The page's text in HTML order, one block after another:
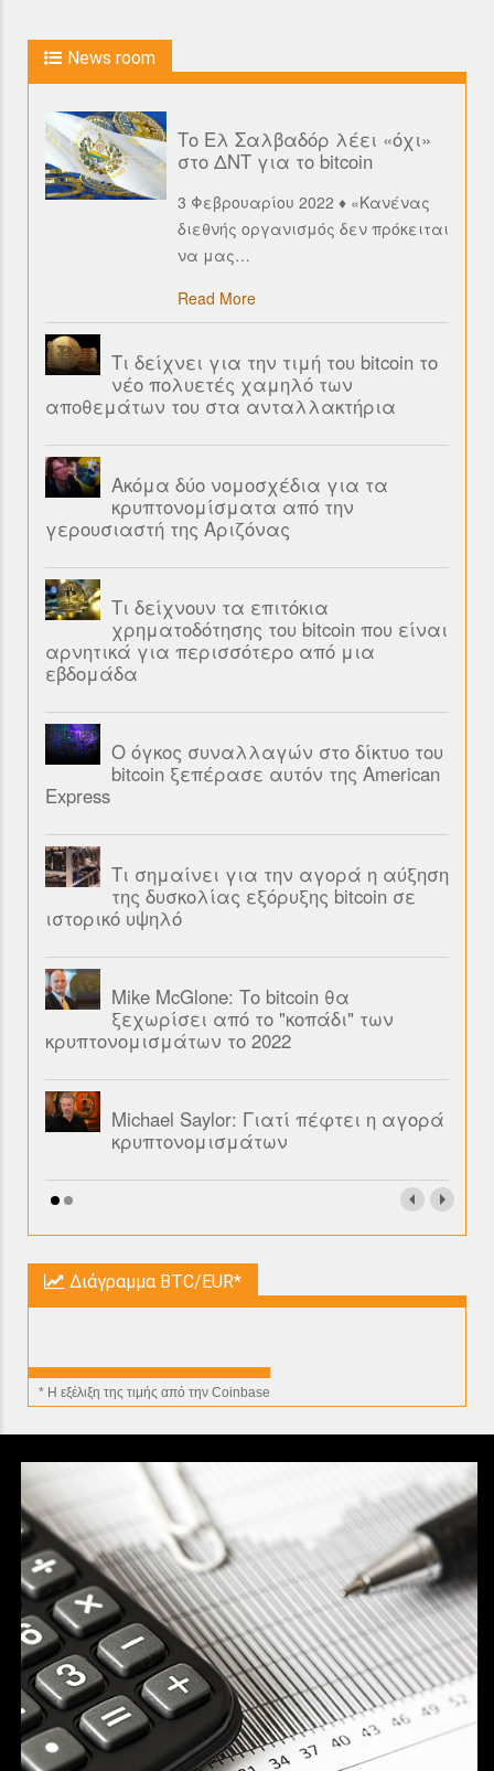
News room
Το Ελ Σαλβαδόρ λέει «όχι»
στο ΔΝΤ για το bitcoin
3 Φεβρουαρίου 2022 ♦ «Κανένας
διεθνής οργανισμός δεν πρόκειται
να μας…
Read More
Τι δείχνει για την τιμή του bitcoin το
νέο πολυετές χαμηλό των
αποθεμάτων του στα ανταλλακτήρια
Ακόμα δύο νομοσχέδια για τα
κρυπτονομίσματα από την
γερουσιαστή της Αριζόνας
Τι δείχνουν τα επιτόκια
χρηματοδότησης του bitcoin που είναι
αρνητικά για περισσότερο από μια
εβδομάδα
Ο όγκος συναλλαγών στο δίκτυο του
bitcoin ξεπέρασε αυτόν της American
Express
Τι σημαίνει για την αγορά η αύξηση
της δυσκολίας εξόρυξης bitcoin σε
ιστορικό υψηλό
Mike McGlone: Το bitcoin θα
ξεχωρίσει από το "κοπάδι" των
κρυπτονομισμάτων το 2022
Michael Saylor: Γιατί πέφτει η αγορά
κρυπτονομισμάτων
Διάγραμμα BTC/EUR*
* H εξέλιξη της τιμής από την Coinbase